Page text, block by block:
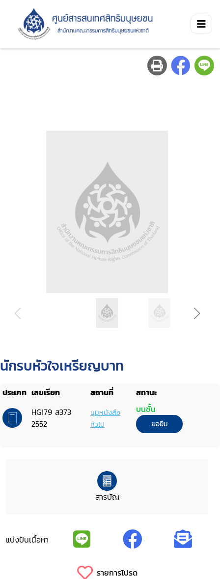
นักรบหัวใจเหรียญบาท
ประเภท เลขเรียก สถานที่
สถานะ
HG179 ส373
2552
มุมหนังสือ
ทั่วไป
บนชั้น
ขอยืม
สารบัญ
แบ่งปันเนื้อหา
รายการโปรด